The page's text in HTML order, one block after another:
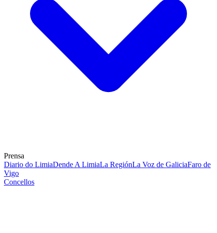
Prensa
Diario do LimiaDende A LimiaLa RegiónLa Voz de GaliciaFaro de
Vigo
Concellos